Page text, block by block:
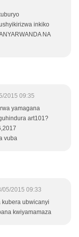
inkiko
NA
2015 09:35
yamagana
art101?
vuba
05/2015 09:33
kubera ubwicanyi
kwiyamamaza